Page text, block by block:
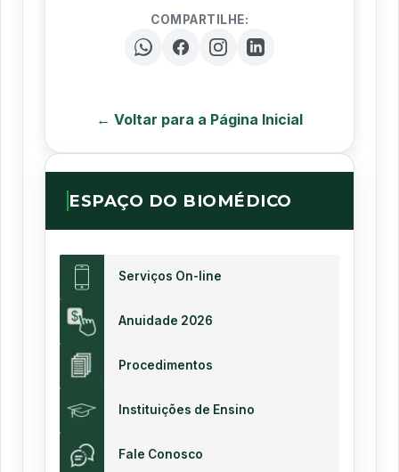
COMPARTILHE:
← Voltar para a Página Inicial
ESPAÇO DO BIOMÉDICO
Serviços On-line
Anuidade 2026
Procedimentos
Instituições de Ensino
Fale Conosco